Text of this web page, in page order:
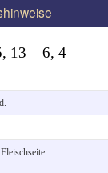
13 – 6, 4